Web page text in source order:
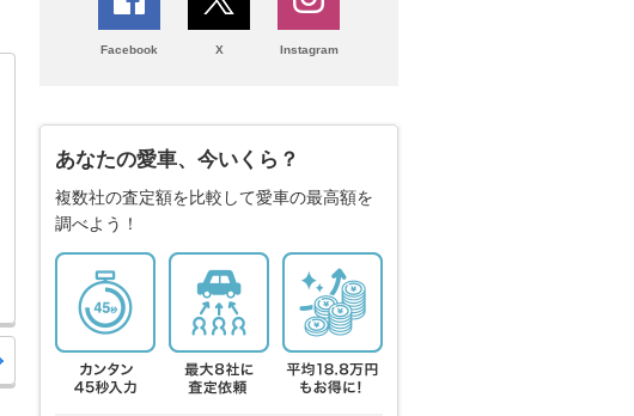
Facebook X Instagram
あなたの愛車、今いくら？
複数社の査定額を比較して愛車の最高額を
調べよう！